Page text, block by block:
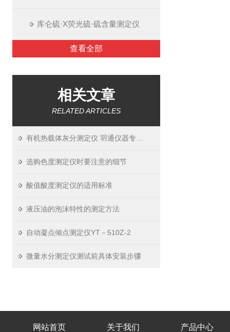
库仑硫·X荧光硫·硫含量测定仪
查看全部
相关文章
RELATED ARTICLES
选购色度测定仪时要注意的细节
酸值酸度测定仪的适用标准
液压油的泡沫特性的测定方法
自动凝点倾点测定仪YT－510Z-2
微量水分测定仪测试前具体安装步骤
网站首页 关于我们 产品中心